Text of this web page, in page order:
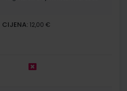
CIJENA: 12,00 €